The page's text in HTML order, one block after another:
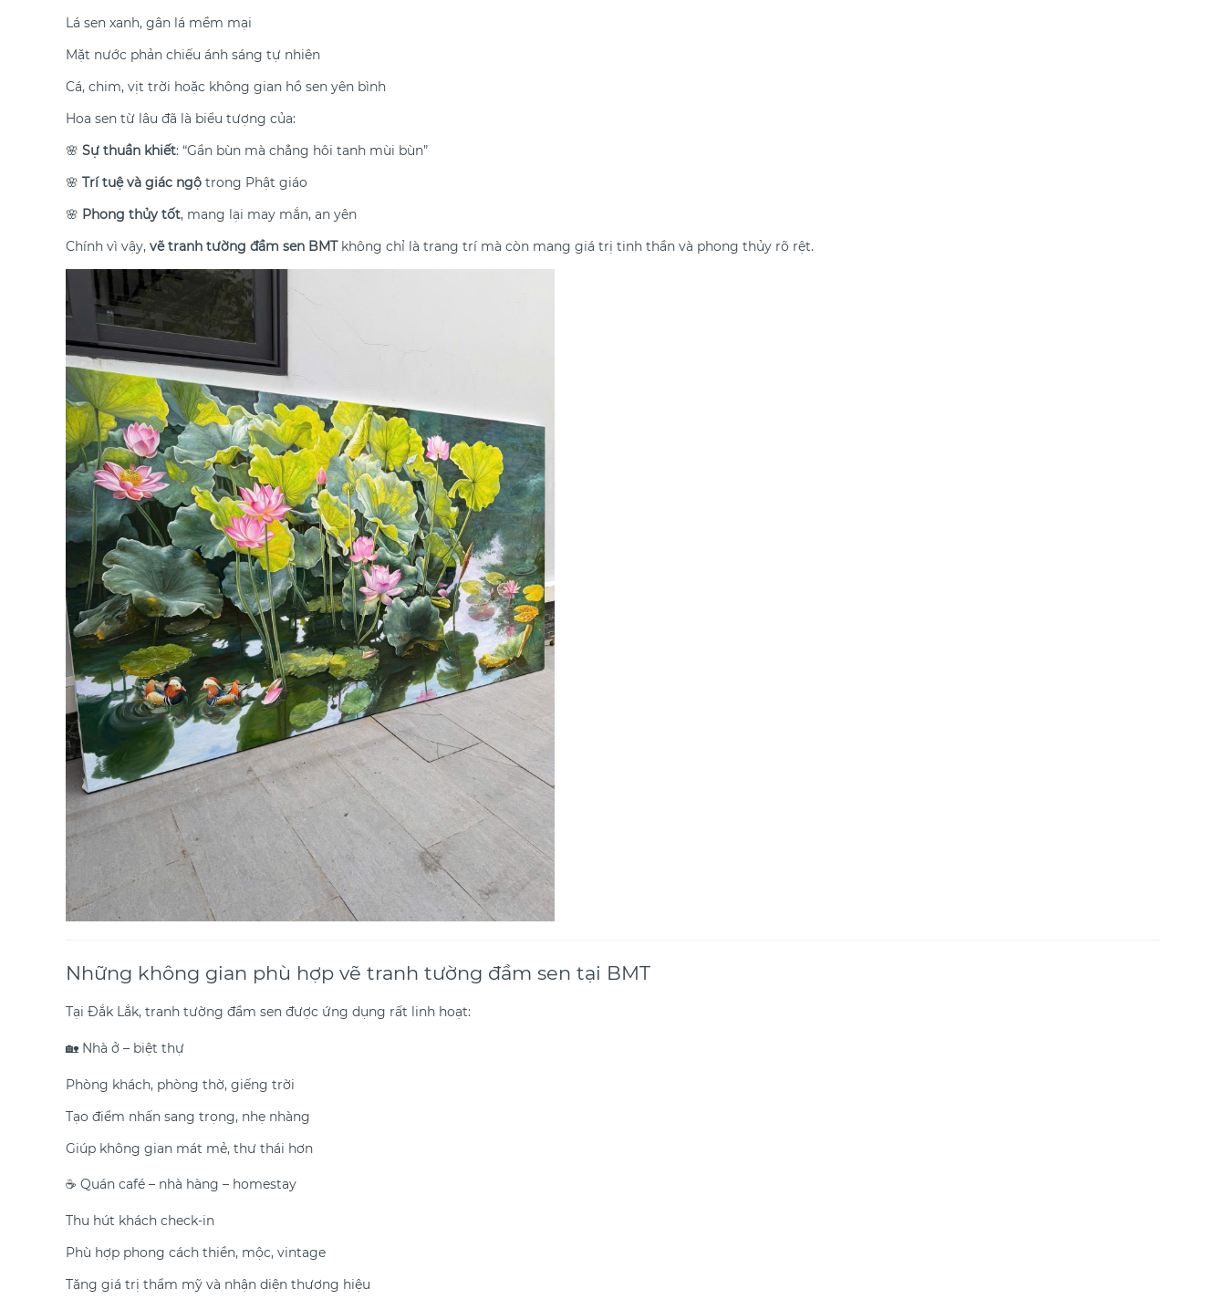
Lá sen xanh, gân lá mềm mại
Mặt nước phản chiếu ánh sáng tự nhiên
Cá, chim, vịt trời hoặc không gian hồ sen yên bình
Hoa sen từ lâu đã là biểu tượng của:
🌸 Sự thuần khiết: “Gần bùn mà chẳng hôi tanh mùi bùn”
🌸 Trí tuệ và giác ngộ trong Phật giáo
🌸 Phong thủy tốt, mang lại may mắn, an yên
Chính vì vậy, vẽ tranh tường đầm sen BMTkhông chỉ là trang trí mà còn mang giá trị tinh thần và phong thủy rõ rệt.
Những không gian phù hợp vẽ tranh tường đầm sen tại BMT
Tại Đắk Lắk, tranh tường đầm sen được ứng dụng rất linh hoạt:
🏡 Nhà ở – biệt thự
Phòng khách, phòng thờ, giếng trời
Tạo điểm nhấn sang trọng, nhẹ nhàng
Giúp không gian mát mẻ, thư thái hơn
☕ Quán café – nhà hàng – homestay
Thu hút khách check-in
Phù hợp phong cách thiền, mộc, vintage
Tăng giá trị thẩm mỹ và nhận diện thương hiệu